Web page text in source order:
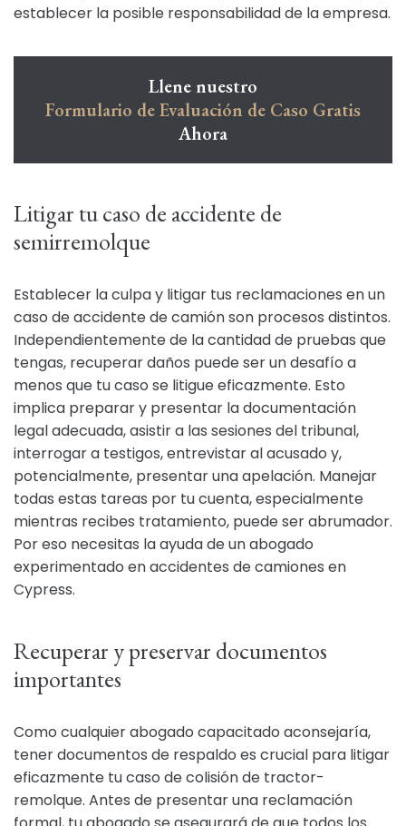
establecer la posible responsabilidad de la empresa.
Llene nuestro
Formulario de Evaluación de Caso Gratis
Ahora
Litigar tu caso de accidente de
semirremolque
Establecer la culpa y litigar tus reclamaciones en un
caso de accidente de camión son procesos distintos.
Independientemente de la cantidad de pruebas que
tengas, recuperar daños puede ser un desafío a
menos que tu caso se litigue eficazmente. Esto
implica preparar y presentar la documentación
legal adecuada, asistir a las sesiones del tribunal,
interrogar a testigos, entrevistar al acusado y,
potencialmente, presentar una apelación. Manejar
todas estas tareas por tu cuenta, especialmente
mientras recibes tratamiento, puede ser abrumador.
Por eso necesitas la ayuda de un abogado
experimentado en accidentes de camiones en
Cypress.
Recuperar y preservar documentos
importantes
Como cualquier abogado capacitado aconsejaría,
tener documentos de respaldo es crucial para litigar
eficazmente tu caso de colisión de tractor-
remolque. Antes de presentar una reclamación